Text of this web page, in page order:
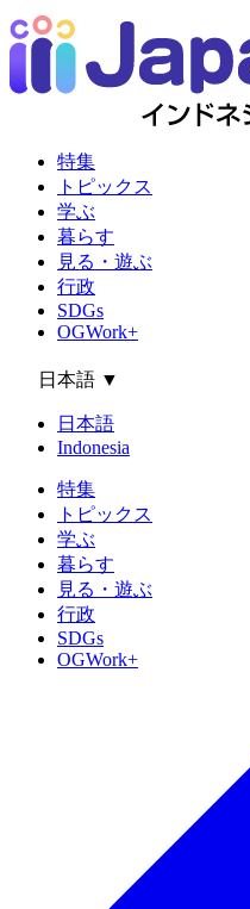
特集
トピックス
学ぶ
暮らす
見る・遊ぶ
行政
SDGs
OGWork+
日本語 ▼
日本語
Indonesia
特集
トピックス
学ぶ
暮らす
見る・遊ぶ
行政
SDGs
OGWork+